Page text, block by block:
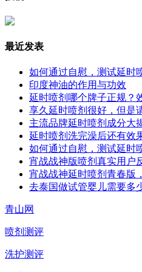
最近发表
如何通过自慰，测试延时
印度神油的作用与功效
延时喷剂哪个牌子正规？
享久延时喷剂很好，但是
主流品牌延时喷剂成分大
延时喷剂洗完澡后还有效
如何通过自慰，测试延时
宵战战神版喷剂真实用户
宵战战神延时喷剂青春版
去泰国做试管婴儿需要多
青山网
喷剂测评
洗护测评